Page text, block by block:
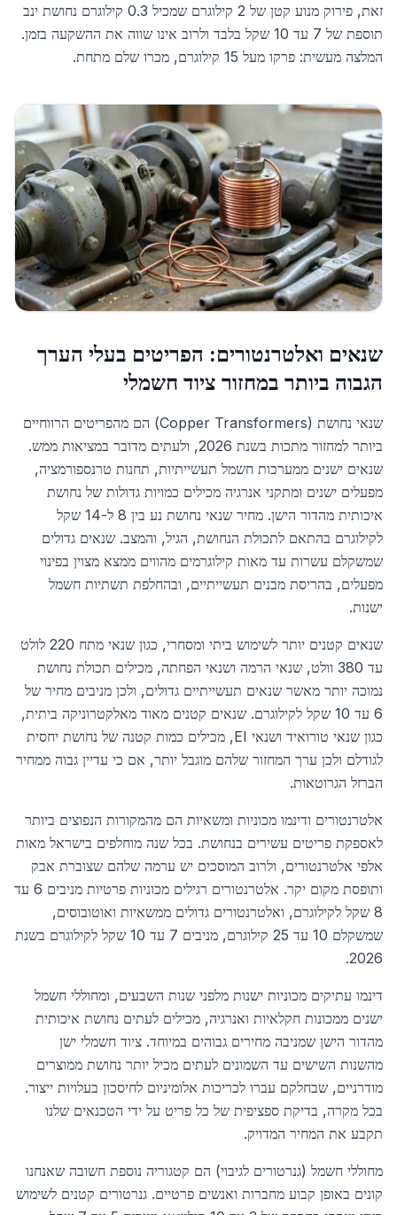
זאת, פירוק מנוע קטן של 2 קילוגרם שמכיל 0.3 קילוגרם נחושת ינב
תוספת של 7 עד 10 שקל בלבד ולרוב אינו שווה את ההשקעה בזמן.
המלצה מעשית: פרקו מעל 15 קילוגרם, מכרו שלם מתחת.
שנאים ואלטרנטורים: הפריטים בעלי הערך
הגבוה ביותר במחזור ציוד חשמלי
שנאי נחושת (Copper Transformers) הם מהפריטים הרווחיים
ביותר למחזור מתכות בשנת 2026, ולעתים מדובר במציאות ממש.
שנאים ישנים ממערכות חשמל תעשייתיות, תחנות טרנספורמציה,
מפעלים ישנים ומתקני אנרגיה מכילים כמויות גדולות של נחושת
איכותית מהדור הישן. מחיר שנאי נחושת נע בין 8 ל-14 שקל
לקילוגרם בהתאם לתכולת הנחושת, הגיל, והמצב. שנאים גדולים
שמשקלם עשרות עד מאות קילוגרמים מהווים ממצא מצוין בפינוי
מפעלים, בהריסת מבנים תעשייתיים, ובהחלפת תשתיות חשמל
ישנות.
שנאים קטנים יותר לשימוש ביתי ומסחרי, כגון שנאי מתח 220 לולט
עד 380 וולט, שנאי הרמה ושנאי הפחתה, מכילים תכולת נחושת
נמוכה יותר מאשר שנאים תעשייתיים גדולים, ולכן מניבים מחיר של
6 עד 10 שקל לקילוגרם. שנאים קטנים מאוד מאלקטרוניקה ביתית,
כגון שנאי טורואיד ושנאי EI, מכילים כמות קטנה של נחושת יחסית
לגודלם ולכן ערך המחזור שלהם מוגבל יותר, אם כי עדיין גבוה ממחיר
הברזל הגרוטאות.
אלטרנטורים ודינמו מכוניות ומשאיות הם מהמקורות הנפוצים ביותר
לאספקת פריטים עשירים בנחושת. בכל שנה מוחלפים בישראל מאות
אלפי אלטרנטורים, ולרוב המוסכים יש ערמה שלהם שצוברת אבק
ותופסת מקום יקר. אלטרנטורים רגילים מכוניות פרטיות מניבים 6 עד
8 שקל לקילוגרם, ואלטרנטורים גדולים ממשאיות ואוטובוסים,
שמשקלם 10 עד 25 קילוגרם, מניבים 7 עד 10 שקל לקילוגרם בשנת
2026.
דינמו עתיקים מכוניות ישנות מלפני שנות השבעים, ומחוללי חשמל
ישנים ממכונות חקלאיות ואנרגיה, מכילים לעתים נחושת איכותית
מהדור הישן שמניבה מחירים גבוהים במיוחד. ציוד חשמלי ישן
מהשנות השישים עד השמונים לעתים מכיל יותר נחושת ממוצרים
מודרניים, שבחלקם עברו לכריכות אלומיניום לחיסכון בעלויות ייצור.
בכל מקרה, בדיקת ספציפית של כל פריט על ידי הטכנאים שלנו
תקבע את המחיר המדויק.
מחוללי חשמל (גנרטורים לגיבוי) הם קטגוריה נוספת חשובה שאנחנו
קונים באופן קבוע מחברות ואנשים פרטיים. גנרטורים קטנים לשימוש